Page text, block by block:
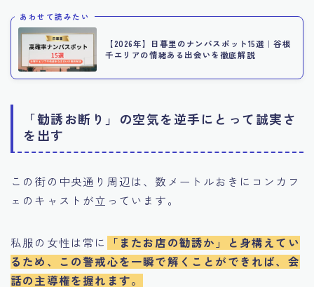
あわせて読みたい
【2026年】日暮里のナンパスポット15選｜谷根
千エリアの情緒ある出会いを徹底解説
「勧誘お断り」の空気を逆手にとって誠実さ
を出す
この街の中央通り周辺は、数メートルおきにコンカフ
ェのキャストが立っています。
私服の女性は常に
「またお店の勧誘か」と身構えてい
るため、この警戒心を一瞬で解くことができれば、会
話の主導権を握れます。